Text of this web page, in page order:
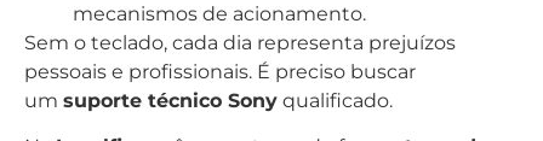
mecanismos de acionamento.
Sem o teclado, cada dia representa prejuízos
pessoais e profissionais. É preciso buscar
um suporte técnico Sony qualificado.